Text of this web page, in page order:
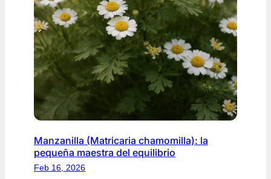
Manzanilla (Matricaria chamomilla): la
pequeña maestra del equilibrio
Feb 16, 2026